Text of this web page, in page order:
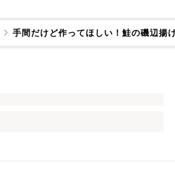
手間だけど作ってほしい！鮭の磯辺揚